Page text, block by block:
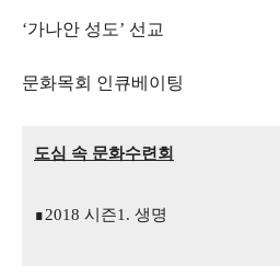
‘가나안 성도’ 선교
문화목회 인큐베이팅
도심 속 문화수련회
∎2018 시즌1. 생명